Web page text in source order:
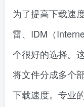
为了提高下载速
雷、IDM（
个很好的选择。
将文件分成多个
下载速度。专业